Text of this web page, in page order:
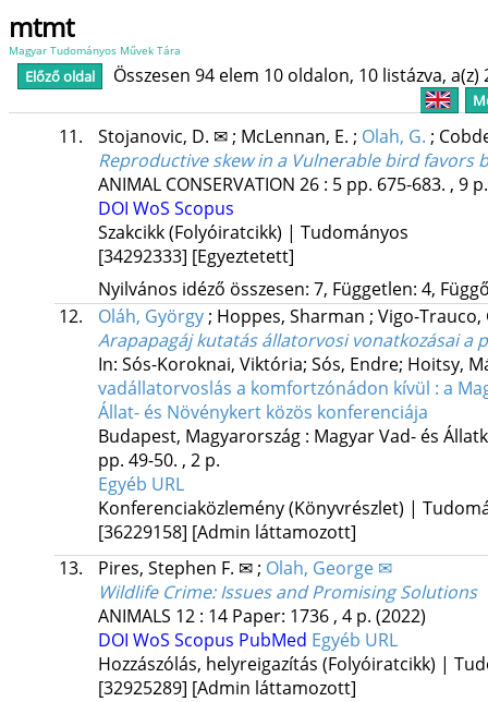
mtmt
Magyar Tudományos Művek Tára
Előző oldal Összesen 94 elem 10 oldalon, 10 listázva,
11. Stojanovic, D. ✉; McLennan, E. ; Olah, G. ;
Reproductive skew in a Vulnerable bird
ANIMAL CONSERVATION 26: 5 pp. 675-683. , 9
DOI WoS Scopus
Szakcikk (Folyóiratcikk) | Tudományos
[34292333] [Egyeztetett]
Nyilvános idéző összesen: 7, Független: 4,
12.
Oláh, György; Hoppes, Sharman ; Vigo-
Arapapagáj kutatás állatorvosi vonatkozásai a
In: Sós-Koroknai, Viktória; Sós, Endre; Hoitsy,
vadállatorvoslás a komfortzónádon kívül : a
Állat- és Növénykert közös konferenciája
Budapest, Magyarország : Magyar Vad- és
pp. 49-50. , 2 p.
Egyéb URL
Konferenciaközlemény (Könyvrészlet) |
[36229158] [Admin láttamozott]
13.
Pires, Stephen F. ✉; Olah, George ✉
Wildlife Crime: Issues and Promising Solutions
ANIMALS 12: 14 Paper: 1736 , 4 p. (2022)
DOI WoS Scopus PubMed Egyéb URL
Hozzászólás, helyreigazítás (Folyóiratcikk) |
[32925289] [Admin láttamozott]